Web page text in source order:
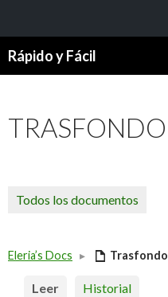
Rápido y Fácil
TRASFONDO
Todos los documentos
Eleria’s Docs ▸ Trasfondo
Leer Historial